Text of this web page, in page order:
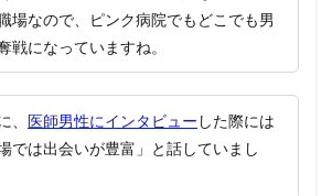
場なので、ピンク病院でもどこでも男
戦になっていますね。
、 医師男性にインタビュー した際には
場では出会いが豊富」と話していまし